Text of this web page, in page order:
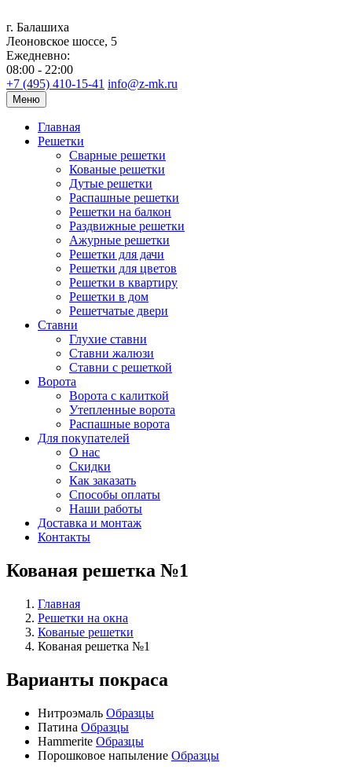
г. Балашиха
Леоновское шоссе, 5
Ежедневно:
08:00 - 22:00
+7 (495) 410-15-41 info@z-mk.ru
Меню
Главная
Решетки
Сварные решетки
Кованые решетки
Дутые решетки
Распашные решетки
Решетки на балкон
Раздвижные решетки
Ажурные решетки
Решетки для дачи
Решетки для цветов
Решетки в квартиру
Решетки в дом
Решетчатые двери
Ставни
Глухие ставни
Ставни жалюзи
Ставни с решеткой
Ворота
Ворота с калиткой
Утепленные ворота
Распашные ворота
Для покупателей
О нас
Скидки
Как заказать
Способы оплаты
Наши работы
Доставка и монтаж
Контакты
Кованая решетка №1
Главная
Решетки на окна
Кованые решетки
Кованая решетка №1
Варианты покраса
Нитроэмаль Образцы
Патина Образцы
Hammerite Образцы
Порошковое напыление Образцы